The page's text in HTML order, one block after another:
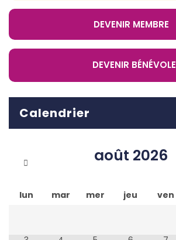
DEVENIR MEMBRE
DEVENIR BÉNÉVOLE
Calendrier
août 2026
lun mar mer jeu ven